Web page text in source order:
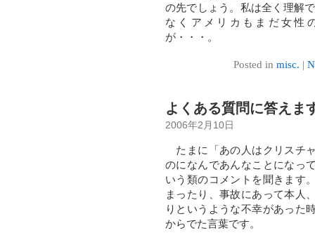
の先でしょう。私は全く理解
なくアメリカもまだ女性
が・・・。
Posted in misc. |
よくある質問に答えま
2006年2月10日
たまに「あの人はクリスチ
のになんであんなことになっ
いう類のコメントを聞きます
まったり、事故にあって本人
りというような不幸があった
からでた言葉です。